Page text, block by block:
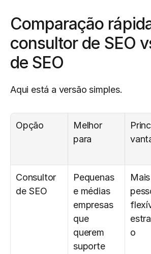
Comparação
consultor de SEO
de SEO
Aqui está a versão simples.
Opção
Melhor
para
Consultor
de SEO
Pequenas
e médias
empresas
que
querem
suporte
Mais
o